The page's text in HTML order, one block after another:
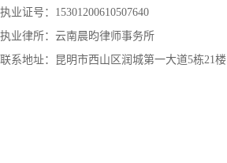
执业证号：15301200610507640
执业律所：云南晨昀律师事务所
联系地址：昆明市西山区润城第一大道5栋21楼